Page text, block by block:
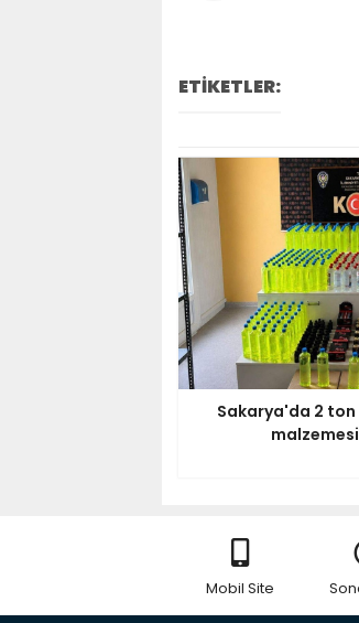
ETİKETLER:
Sakarya'da 2
Mobil Site